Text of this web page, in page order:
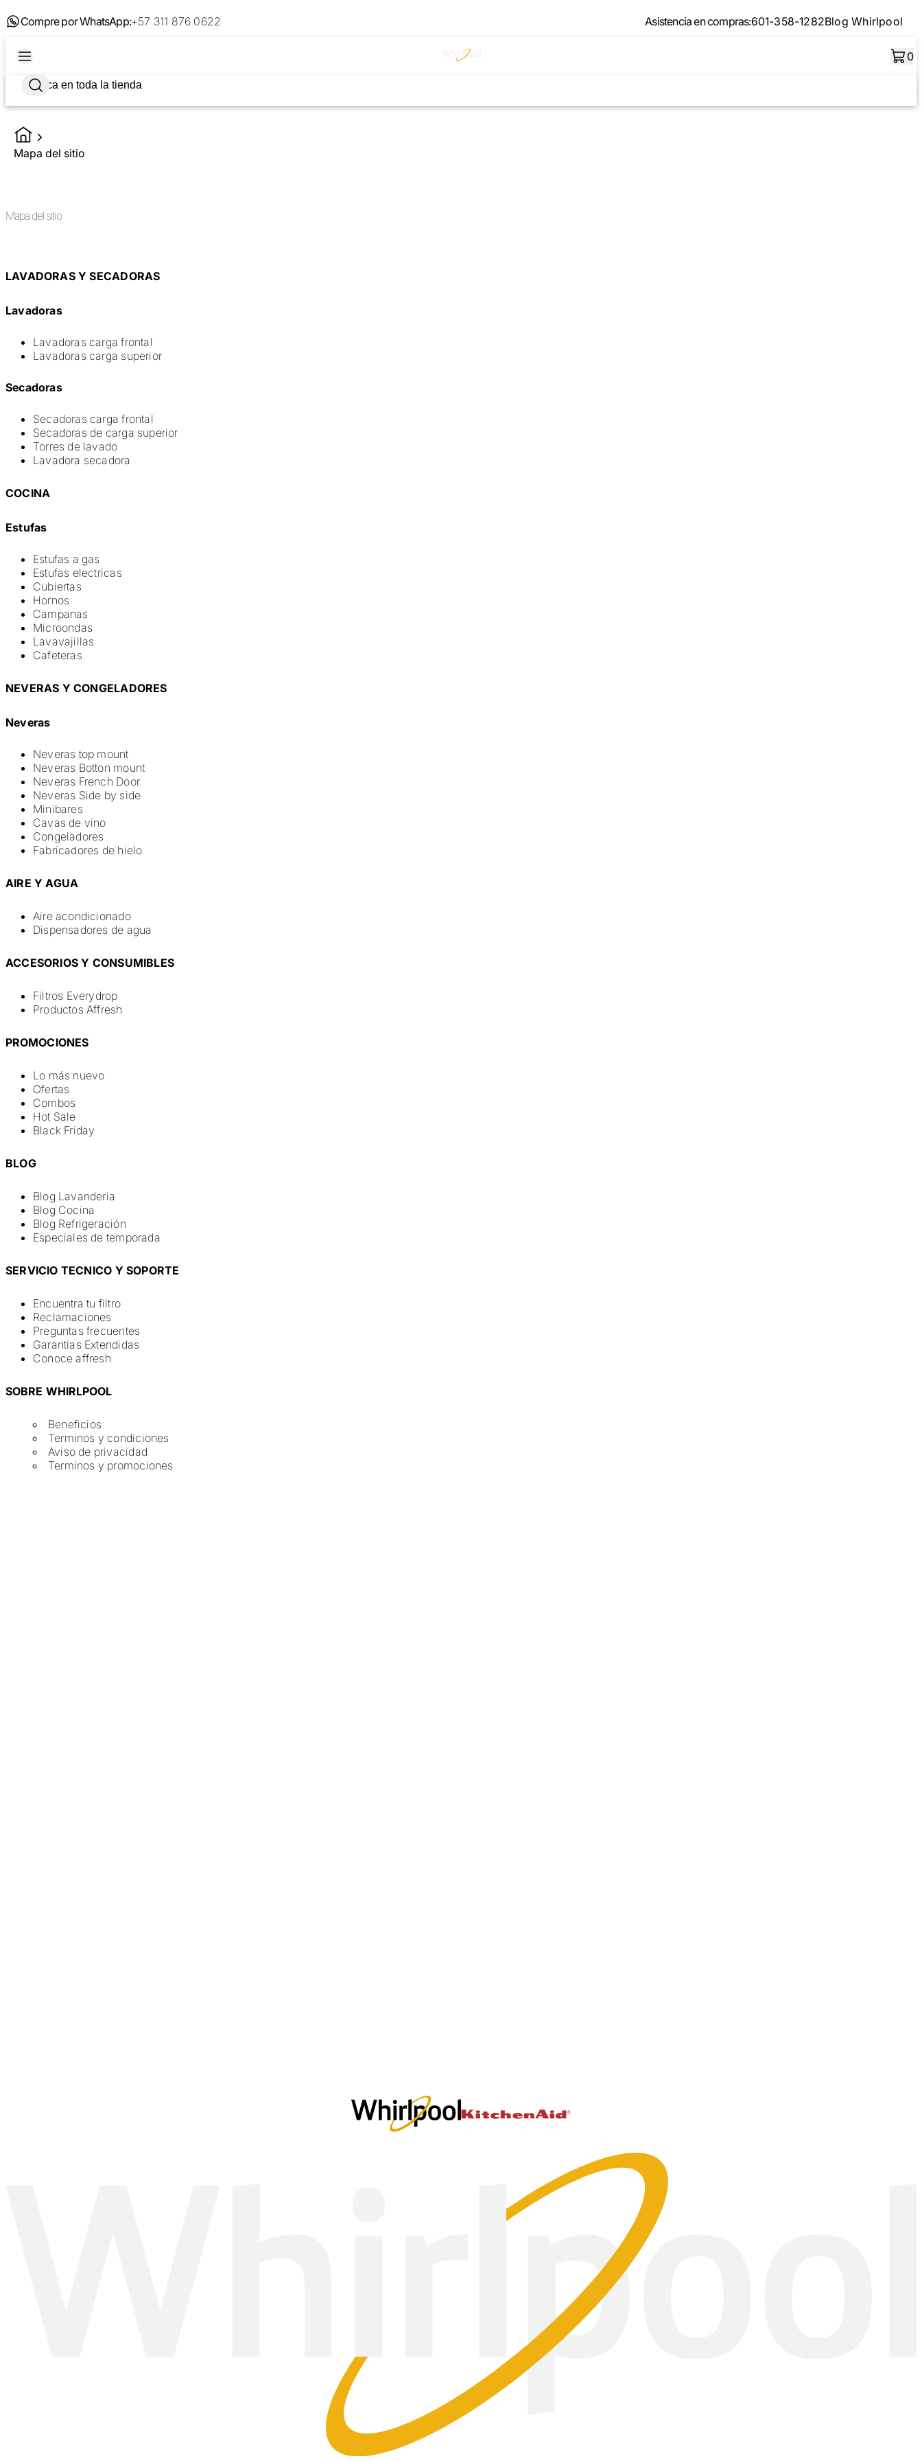
Compre por WhatsApp:+57 311 876 0622 Asistencia en compras:601-358-1282Blog Whirlpool
0
Mapa del sitio
Mapa del sitio
LAVADORAS Y SECADORAS
Lavadoras
Lavadoras carga frontal
Lavadoras carga superior
Secadoras
Secadoras carga frontal
Secadoras de carga superior
Torres de lavado
Lavadora secadora
COCINA
Estufas
Estufas a gas
Estufas electricas
Cubiertas
Hornos
Campanas
Microondas
Lavavajillas
Cafeteras
NEVERAS Y CONGELADORES
Neveras
Neveras top mount
Neveras Botton mount
Neveras French Door
Neveras Side by side
Minibares
Cavas de vino
Congeladores
Fabricadores de hielo
AIRE Y AGUA
Aire acondicionado
Dispensadores de agua
ACCESORIOS Y CONSUMIBLES
Filtros Everydrop
Productos Affresh
PROMOCIONES
Lo más nuevo
Ofertas
Combos
Hot Sale
Black Friday
BLOG
Blog Lavanderia
Blog Cocina
Blog Refrigeración
Especiales de temporada
SERVICIO TECNICO Y SOPORTE
Encuentra tu filtro
Reclamaciones
Preguntas frecuentes
Garantias Extendidas
Conoce affresh
SOBRE WHIRLPOOL
Beneficios
Terminos y condiciones
Aviso de privacidad
Terminos y promociones